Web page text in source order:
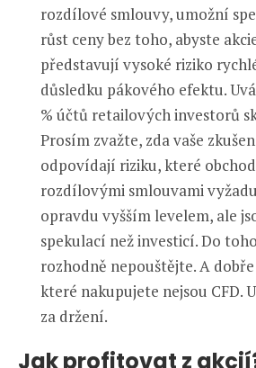
rozdílové smlouvy, umožní
růst ceny bez toho, abyste
představují vysoké riziko
důsledku pákového efektu.
% účtů retailových investorů
Prosím zvažte, zda vaše
odpovídají riziku, které
rozdílovými smlouvami
opravdu vyšším levelem, ale
spekulací než investicí. Do
rozhodně nepouštějte. A
které nakupujete nejsou CFD.
za držení.
Jak profitovat z